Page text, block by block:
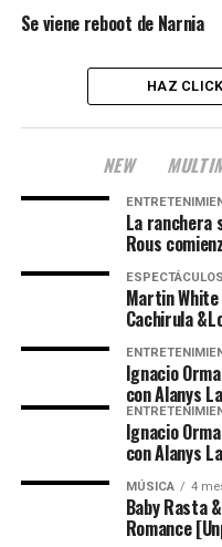
Se viene reboot de Narnia
HAZ
NEW
La ranchera
Rous
ESPECTÁCULOS
Martin
Cachirula
Ignacio
con Alanys
Ignacio
con Alanys
MÚSICA 4
Baby Rasta
Romance